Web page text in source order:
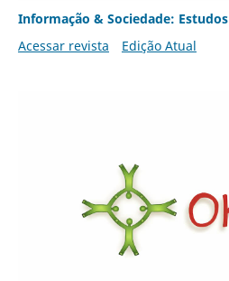
Informação & Sociedade: Estudos
Acessar revista
Edição Atual